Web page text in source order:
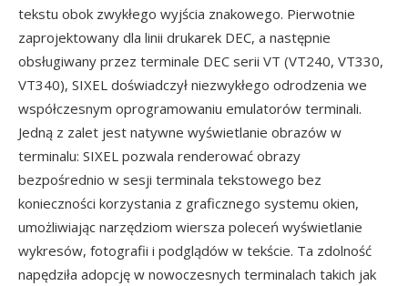
tekstu obok zwykłego wyjścia znakowego. Pierwotnie
zaprojektowany dla linii drukarek DEC, a następnie
obsługiwany przez terminale DEC serii VT (VT240, VT330,
VT340), SIXEL doświadczył niezwykłego odrodzenia we
współczesnym oprogramowaniu emulatorów terminali.
Jedną z zalet jest natywne wyświetlanie obrazów w
terminalu: SIXEL pozwala renderować obrazy
bezpośrednio w sesji terminala tekstowego bez
konieczności korzystania z graficznego systemu okien,
umożliwiając narzędziom wiersza poleceń wyświetlanie
wykresów, fotografii i podglądów w tekście. Ta zdolność
napędziła adopcję w nowoczesnych terminalach takich jak